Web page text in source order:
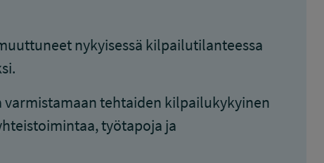
nykyisessä kilpailutilanteessa
tehtaiden kilpailukykyinen
työtapoja ja